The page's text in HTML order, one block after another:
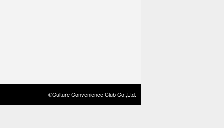
©Culture Convenience Club Co.,Ltd.